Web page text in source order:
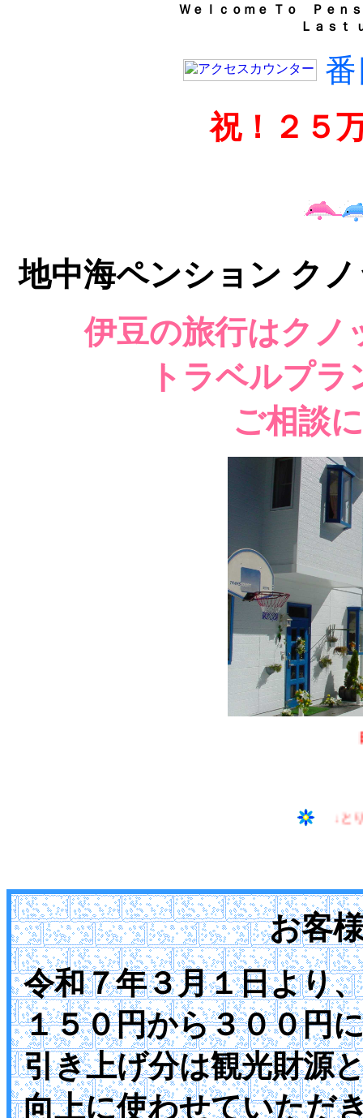
Ｗｅｌｃｏｍｅ Ｔｏ Ｐｅｎ
Ｌａｓｔ
祝！２５
地中海ペンション ク
伊豆の旅行はクノ
トラベルプ
ご相談
日本のギリシャ
↓
お客
令和７年３月１日より
１５０円から３００円
引き上げ分は観光財源
向上に使わせていただ